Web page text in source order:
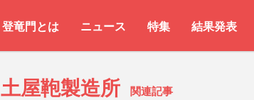
登竜門とは ニュース 特集 結果発表
土屋鞄製造所 関連記事